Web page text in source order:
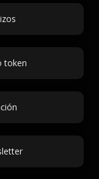
token